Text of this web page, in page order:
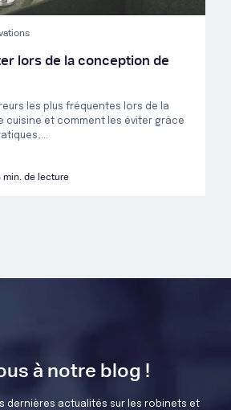
lors de la conception de
les plus fréquentes lors de la
cuisine et comment les éviter grâce
min. de lecture
à notre blog !
dernières actualités sur les robinets et